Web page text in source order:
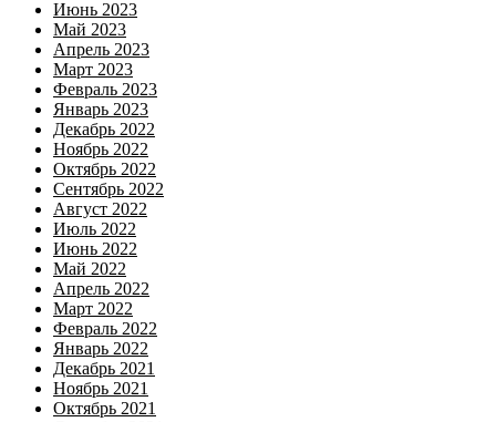
Июнь 2023
Май 2023
Апрель 2023
Март 2023
Февраль 2023
Январь 2023
Декабрь 2022
Ноябрь 2022
Октябрь 2022
Сентябрь 2022
Август 2022
Июль 2022
Июнь 2022
Май 2022
Апрель 2022
Март 2022
Февраль 2022
Январь 2022
Декабрь 2021
Ноябрь 2021
Октябрь 2021